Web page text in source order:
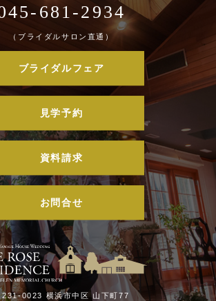
681-2934
（ブライダルサロン直通）
ブライダルフェア
見学予約
資料請求
お問合せ
231-0023 横浜市中区 山下町77